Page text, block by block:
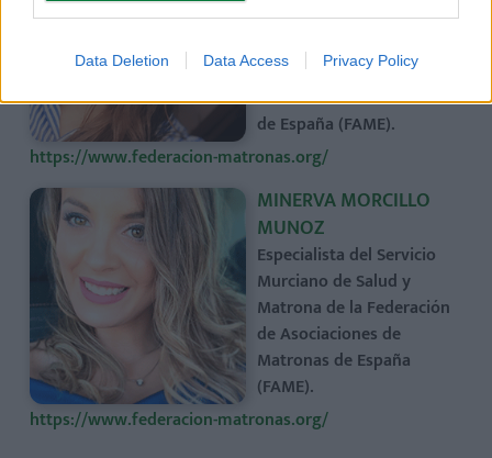
Data Deletion Data Access Privacy Policy
Salud Los Alcázares de
Murcia y Matrona de la
Federación de
Asociaciones de Matronas
de España (FAME).
https://www.federacion-matronas.org/
MINERVA MORCILLO
MUNOZ
Especialista del Servicio
Murciano de Salud y
Matrona de la Federación
de Asociaciones de
Matronas de España
(FAME).
https://www.federacion-matronas.org/